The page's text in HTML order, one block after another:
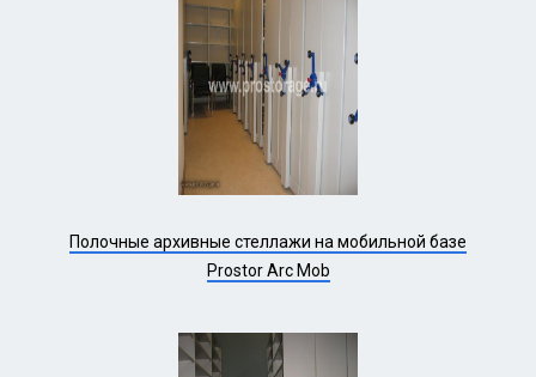
Полочные архивные стеллажи на мобильной базе
Prostor Arc Mob